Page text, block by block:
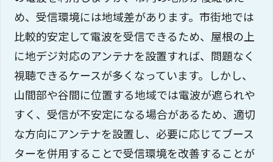
め、受信環境には地域差があります。市街地では
比較的安定して電波を受信できるため、屋根の上
に地デジ対応のアンテナを設置すれば、問題なく
視聴できるケースが多くなっています。しかし、
山間部や谷間に位置する地域では電波が遮られや
すく、受信が不安定になる場合があるため、適切
な方向にアンテナを設置し、必要に応じてブース
ターを併用することで受信環境を改善することが